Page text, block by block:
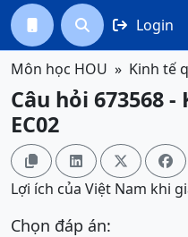
  Login
Môn học HOU Kinh tế
Câu hỏi 673568
EC02
   
Lợi ích của Việt Nam khi
Chọn đáp án: